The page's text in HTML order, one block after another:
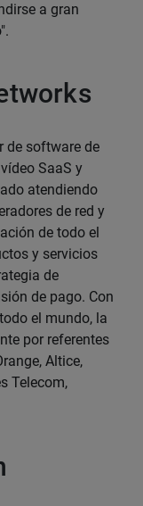
a gran
de software de
SaaS y
atendiendo
de red y
de todo el
y servicios
de
de pago. Con
el mundo, la
por referentes
Altice,
Telecom,